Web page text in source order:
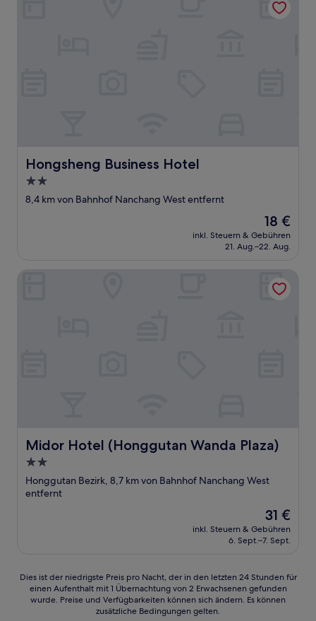
Hongsheng Business Hotel
Hongsheng Business Hotel
2.0-
Sterne-
8,4 km von Bahnhof Nanchang West entfernt
Der
Preis
beträgt
18 €
inkl. Steuern & Gebühren
21. Aug.–22. Aug.
Midor Hotel (Honggutan Wanda Plaza)
Midor Hotel (Honggutan Wanda Plaza)
2.0-
Sterne-
Unterkunft
Honggutan Bezirk, 8,7 km von Bahnhof Nanchang West
entfernt
Der
Preis
beträgt
31 €
inkl. Steuern & Gebühren
6. Sept.–7. Sept.
Dies
der
Dies ist der niedrigste Preis pro Nacht, der in den letzten 24 Stunden für
einen Aufenthalt mit 1 Übernachtung von 2 Erwachsenen gefunden
wurde. Preise und Verfügbarkeiten können sich ändern. Es können
zusätzliche Bedingungen gelten.